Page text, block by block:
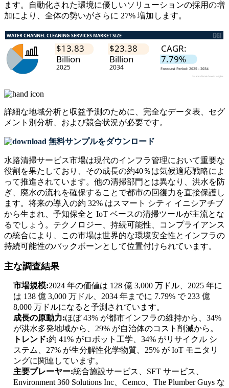
ます。自動化された環境に優しいソリューションの採用の増
加により、全体の勢いがさらに 27% 増加します。
詳細な地域分析と収益予測のために、 完全なデータ表、セグ
メント別分析、および競合状況が必要です。
無料サンプルをダウンロード
水路清掃サービス市場は現代のインフラ管理において重要な
役割を果たしており、その成長の約40％は気候適応戦略によ
って推進されています。他の清掃部門とは異なり、洪水を防
ぎ、廃水の流れを確保することで都市の回復力を直接保護し
ます。将来の導入の約 32% はスマート シティ イニシアチブ
から生まれ、予知保全と IoT ベースの清掃ツールが主流とな
るでしょう。テクノロジー、持続可能性、コンプライアンス
の統合により、この市場は世界的な環境安全性とインフラの
持続可能性のバックボーンとして位置付けられています。
主な調査結果
市場規模:2024 年の価値は 128 億 3,000 万ドル、2025 年に
は 138 億 3,000 万ドル、2034 年までに 7.79% で 233 億
8,000 万ドルになると予測されています。
成長の原動力:ほぼ 43% が都市インフラの維持から、34%
が洪水多発地域から、29% が自治体のコスト削減から。
トレンド:約 41% がロボット工学、34% がリサイクル シ
ステム、27% が生分解性化学物質、25% が IoT モニタリ
ングに関連しています。
主要プレーヤー:統合施設サービス、SFT サービス、
Environment 360 Solutions Inc、Cemco、The Plumber Guys な